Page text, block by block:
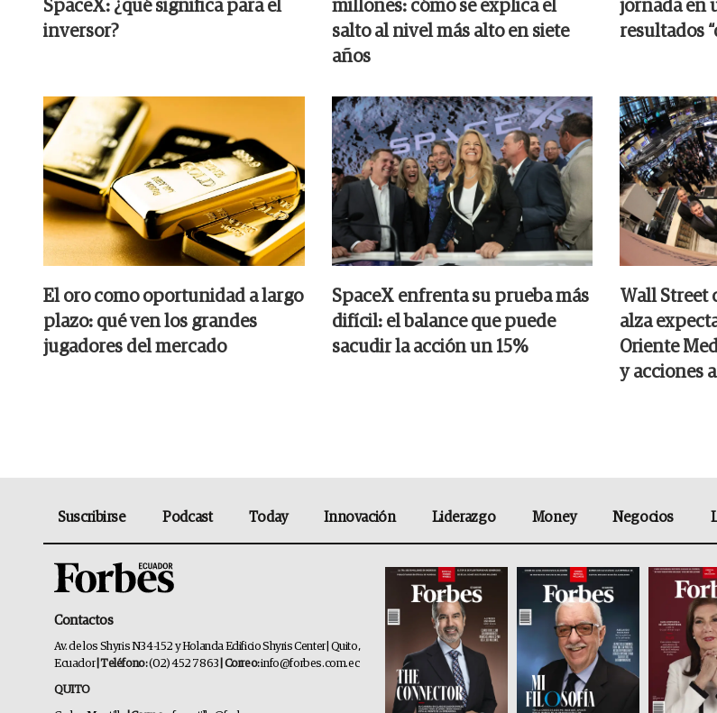
SpaceX: ¿qué significa para el
inversor?
millones: cómo se explica el
salto al nivel más alto en siete
años
jornada en
resultados
El oro como oportunidad a largo
plazo: qué ven los grandes
jugadores del mercado
SpaceX enfrenta su prueba más
difícil: el balance que puede
sacudir la acción un 15%
Wall Street
alza
Oriente
y acciones
Suscribirse Podcast Today Innovación Liderazgo Money Negocios
Contactos
Av. de los Shyris N34-152 y Holanda Edificio Shyris Center | Quito,
Ecuador | Teléfono:(02) 452 7863 | Correo:info@forbes.com.ec
QUITO